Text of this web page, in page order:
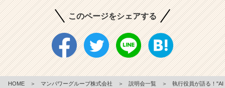
このページをシェアする
HOME ＞ マンパワーグループ株式会社 ＞ 説明会一覧 ＞
執行役員が語る！"AI